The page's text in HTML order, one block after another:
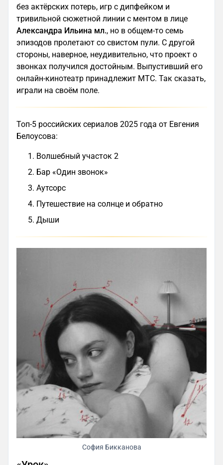
без актёрских потерь, игр с дипфейком и
тривильной сюжетной линии с ментом в лице
Александра Ильина мл., но в общем-то семь
эпизодов пролетают со свистом пули. С другой
стороны, наверное, неудивительно, что проект о
звонках получился достойным. Выпустивший его
онлайн-кинотеатр принадлежит МТС. Так сказать,
играли на своём поле.
Топ-5 российских сериалов 2025 года от Евгения
Белоусова:
Волшебный участок 2
Бар «Один звонок»
Аутсорс
Путешествие на солнце и обратно
Дыши
София Бикканова